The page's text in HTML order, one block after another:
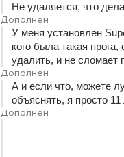
Не удаляется, что
Дополнен
У меня установлен
кого была такая прога,
удалить, и не сломает
Дополнен
А и если что, можете
объяснять, я просто 11
Дополнен